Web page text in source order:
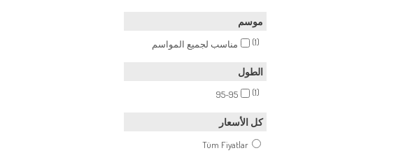
موسم
مناسب لجميع المواسم (1)
الطول
95-95 (1)
كل الأسعار
Tüm Fiyatlar